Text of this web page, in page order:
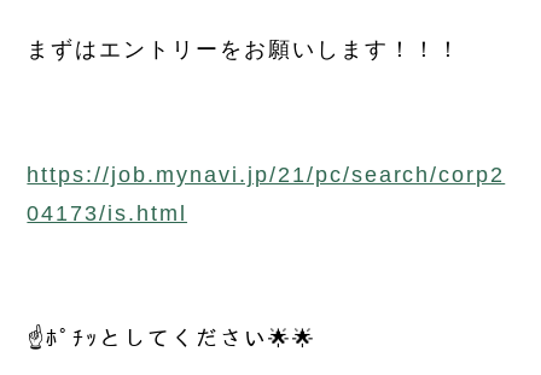
まずはエントリーをお願いします！！！
https://job.mynavi.jp/21/pc/search/corp2
04173/is.html
☝ﾎﾟﾁｯとしてください🌟🌟